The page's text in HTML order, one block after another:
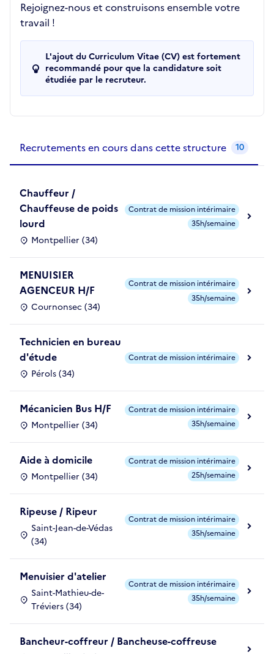
Rejoignez-nous et construisons ensemble votre
travail !
L'ajout du Curriculum Vitae (CV) est fortement
recommandé pour que la candidature soit
étudiée par le recruteur.
Recrutements en cours dans cette structure 10
Chauffeur /
Chauffeuse de poids
lourd
Montpellier (34)
Contrat de mission intérimaire
35h/semaine
MENUISIER
AGENCEUR H/F
Cournonsec (34)
Contrat de mission intérimaire
35h/semaine
Technicien en bureau
d'étude
Pérols (34)
Contrat de mission intérimaire
Mécanicien Bus H/F
Montpellier (34)
Contrat de mission intérimaire
35h/semaine
Aide à domicile
Montpellier (34)
Contrat de mission intérimaire
25h/semaine
Ripeuse / Ripeur
Saint-Jean-de-Védas
(34)
Contrat de mission intérimaire
35h/semaine
Menuisier d'atelier
Saint-Mathieu-de-
Tréviers (34)
Contrat de mission intérimaire
35h/semaine
Bancheur-coffreur / Bancheuse-coffreuse